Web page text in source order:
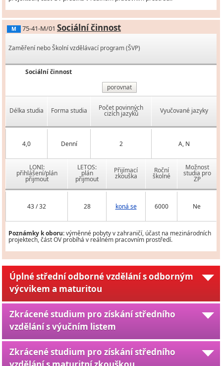
M 75-41-M/01 Sociální činnost
Zaměření nebo Školní vzdělávací program (ŠVP)
Sociální činnost
porovnat
Délka studia Forma studia Počet povinných
cizích jazyků Vyučované jazyky
4,0 Denní 2 A, N
LONI:
přihlášení/plán
přijmout
LETOS:
plán
přijmout
Přijímací
zkouška
Roční
školné
Možnost
studia pro
ZP
43 / 32 28 koná se 6000 Ne
Poznámky k oboru:výměnné pobyty v zahraničí, účast na mezinárodních
projektech, část OV probíhá v reálném pracovním prostředí.
Úplné střední odborné vzdělání s odborným
výcvikem a maturitou
Zkrácené studium pro získání středního
vzdělání s výučním listem
Zkrácené studium pro získání středního